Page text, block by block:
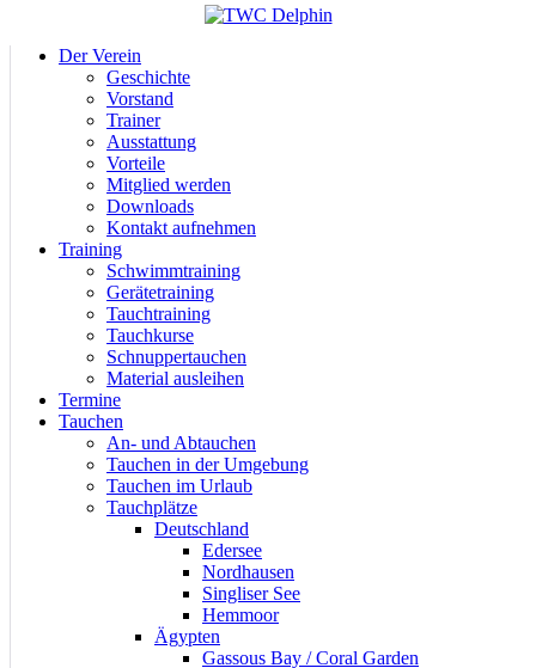
Der Verein
Geschichte
Vorstand
Trainer
Ausstattung
Vorteile
Mitglied werden
Downloads
Kontakt aufnehmen
Training
Schwimmtraining
Gerätetraining
Tauchtraining
Tauchkurse
Schnuppertauchen
Material ausleihen
Termine
Tauchen
An- und Abtauchen
Tauchen in der Umgebung
Tauchen im Urlaub
Tauchplätze
Deutschland
Edersee
Nordhausen
Singliser See
Hemmoor
Ägypten
Gassous Bay / Coral Garden